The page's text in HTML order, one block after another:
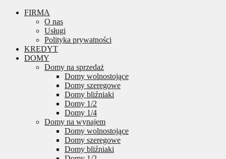
FIRMA
O nas
Usługi
Polityka prywatności
KREDYT
DOMY
Domy na sprzedaż
Domy wolnostojące
Domy szeregowe
Domy bliźniaki
Domy 1/2
Domy 1/4
Domy na wynajem
Domy wolnostojące
Domy szeregowe
Domy bliźniaki